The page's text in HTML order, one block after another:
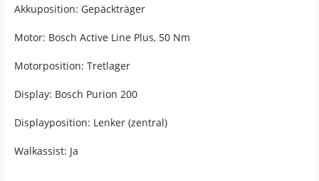
Akkuposition: Gepäckträger
Motor: Bosch Active Line Plus, 50 Nm
Motorposition: Tretlager
Display: Bosch Purion 200
Displayposition: Lenker (zentral)
Walkassist: Ja